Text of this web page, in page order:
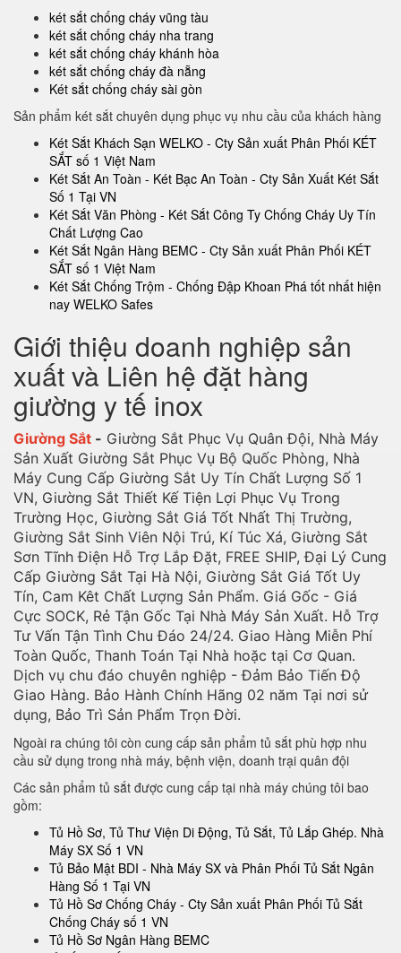
két sắt chống cháy vũng tàu
két sắt chống cháy nha trang
két sắt chống cháy khánh hòa
két sắt chống cháy đà nẵng
Két sắt chống cháy sài gòn
Sản phẩm két sắt chuyên dụng phục vụ nhu cầu của khách hàng
Két Sắt Khách Sạn WELKO - Cty Sản xuất Phân Phối KÉT
SẮT số 1 Việt Nam
Két Sắt An Toàn - Két Bạc An Toàn - Cty Sản Xuất Két Sắt
Số 1 Tại VN
Két Sắt Văn Phòng - Két Sắt Công Ty Chống Cháy Uy Tín
Chất Lượng Cao
Két Sắt Ngân Hàng BEMC - Cty Sản xuất Phân Phối KÉT
SẮT số 1 Việt Nam
Két Sắt Chống Trộm - Chống Đập Khoan Phá tốt nhất hiện
nay WELKO Safes
Giới thiệu doanh nghiệp sản
xuất và Liên hệ đặt hàng
giường y tế inox
Giường Sắt - Giường Sắt Phục Vụ Quân Đội, Nhà Máy
Sản Xuất Giường Sắt Phục Vụ Bộ Quốc Phòng, Nhà
Máy Cung Cấp Giường Sắt Uy Tín Chất Lượng Số 1
VN, Giường Sắt Thiết Kế Tiện Lợi Phục Vụ Trong
Trường Học, Giường Sắt Giá Tốt Nhất Thị Trường,
Giường Sắt Sinh Viên Nội Trú, Kí Túc Xá, Giường Sắt
Sơn Tĩnh Điện Hỗ Trợ Lắp Đặt, FREE SHIP, Đại Lý Cung
Cấp Giường Sắt Tại Hà Nội, Giường Sắt Giá Tốt Uy
Tín, Cam Kêt Chất Lượng Sản Phẩm. Giá Gốc - Giá
Cực SOCK, Rẻ Tận Gốc Tại Nhà Máy Sản Xuất. Hỗ Trợ
Tư Vấn Tận Tình Chu Đáo 24/24. Giao Hàng Miễn Phí
Toàn Quốc, Thanh Toán Tại Nhà hoặc tại Cơ Quan.
Dịch vụ chu đáo chuyên nghiệp - Đảm Bảo Tiến Độ
Giao Hàng. Bảo Hành Chính Hãng 02 năm Tại nơi sử
dụng, Bảo Trì Sản Phẩm Trọn Đời.
Ngoài ra chúng tôi còn cung cấp sản phẩm tủ sắt phù hợp nhu
cầu sử dụng trong nhà máy, bệnh viện, doanh trại quân đội
Các sản phẩm tủ sắt được cung cấp tại nhà máy chúng tôi bao
gồm:
Tủ Hồ Sơ, Tủ Thư Viện Di Động, Tủ Sắt, Tủ Lắp Ghép. Nhà
Máy SX Số 1 VN
Tủ Bảo Mật BDI - Nhà Máy SX và Phân Phối Tủ Sắt Ngân
Hàng Số 1 Tại VN
Tủ Hồ Sơ Chống Cháy - Cty Sản xuất Phân Phối Tủ Sắt
Chống Cháy số 1 VN
Tủ Hồ Sơ Ngân Hàng BEMC